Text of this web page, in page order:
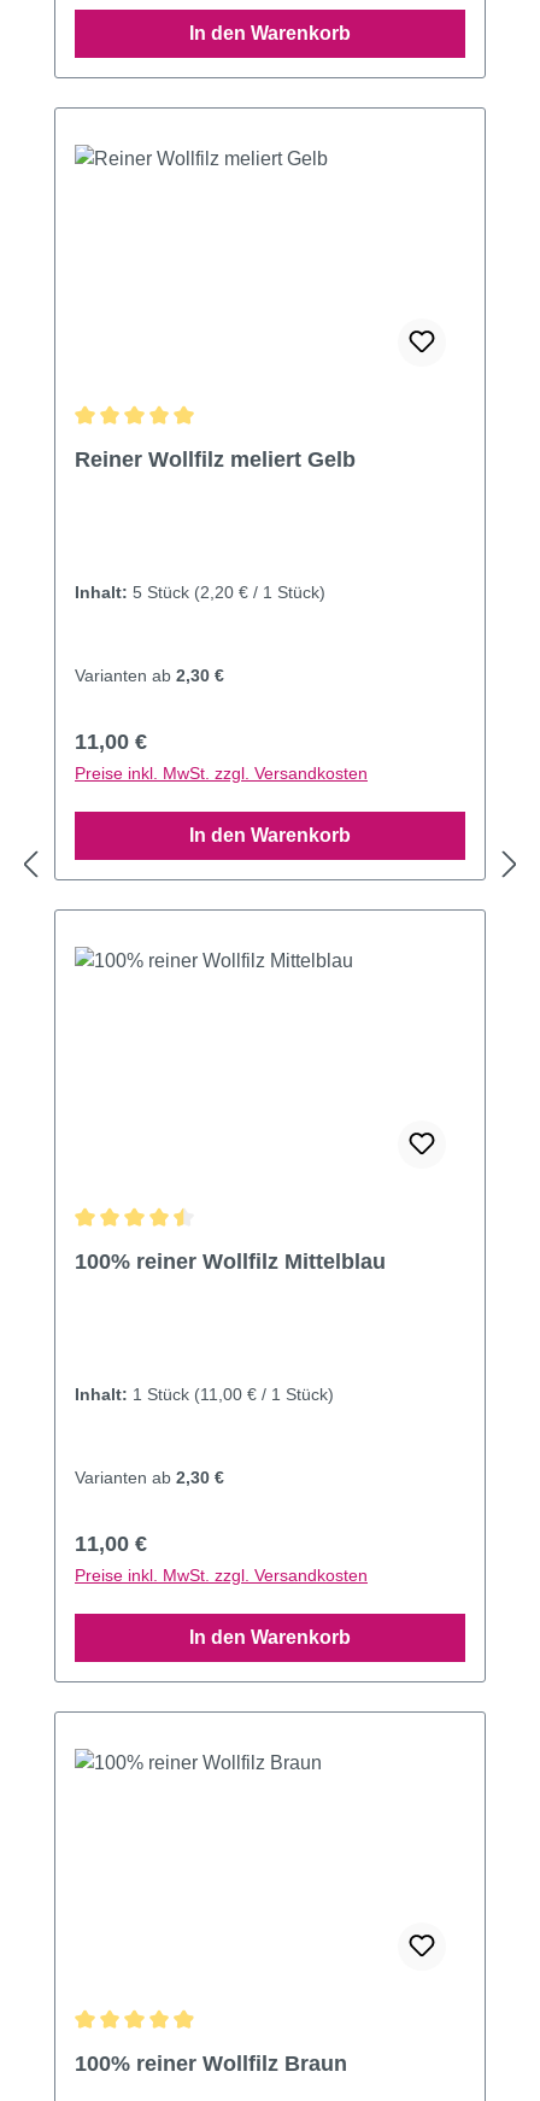
In den Warenkorb
Reiner Wollfilz meliert Gelb
Inhalt: 5 Stück (2,20 € / 1 Stück)
Varianten ab 2,30 €
Regulärer Preis:
11,00 €
Preise inkl. MwSt. zzgl. Versandkosten
In den Warenkorb
100% reiner Wollfilz Mittelblau
Inhalt: 1 Stück (11,00 € / 1 Stück)
Varianten ab 2,30 €
Regulärer Preis:
11,00 €
Preise inkl. MwSt. zzgl. Versandkosten
In den Warenkorb
100% reiner Wollfilz Braun